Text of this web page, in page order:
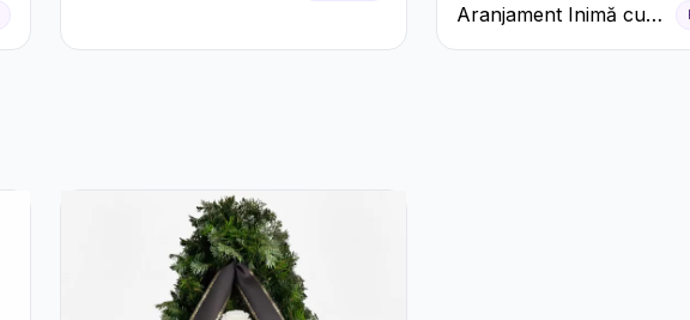
Trandafiri și
Aranjament Inimă cu
Orhidee și Floarea